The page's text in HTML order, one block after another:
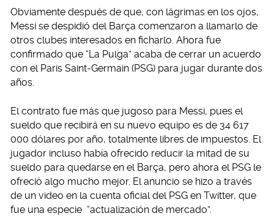
Obviamente después de que, con lágrimas en los ojos,
Messi se despidió del Barça comenzaron a llamarlo de
otros clubes interesados en ficharlo. Ahora fue
confirmado que “La Pulga” acaba de cerrar un acuerdo
con el Paris Saint-Germain (PSG) para jugar durante dos
años.
El contrato fue más que jugoso para Messi, pues el
sueldo que recibirá en su nuevo equipo es de 34 617
000 dólares por año, totalmente libres de impuestos. El
jugador incluso había ofrecido reducir la mitad de su
sueldo para quedarse en el Barça, pero ahora el PSG le
ofreció algo mucho mejor. El anuncio se hizo a través
de un video en la cuenta oficial del PSG en Twitter, que
fue una especie “actualización de mercado”.